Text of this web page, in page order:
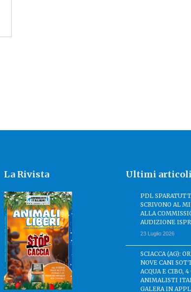
La Rivista Ultimi articoli
PDL
SCRIVONO AL
ALLA
AUDIZIONE
23 Luglio 2026
SCIACCA (AG):
NOVE CANI
ACQUA E CIBO,
ANIMALISTI
GALERA IN